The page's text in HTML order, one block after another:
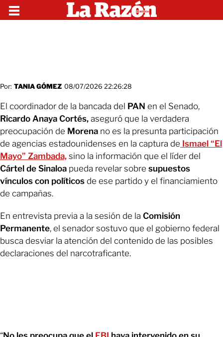
Por: TANIA GÓMEZ 08/07/2026 22:26:28
El coordinador de la bancada del PAN en el Senado,
Ricardo Anaya Cortés, aseguró que la verdadera
preocupación de Morena no es la presunta participación
de agencias estadounidenses en la captura de Ismael “El
Mayo” Zambada, sino la información que el líder del
Cártel de Sinaloa pueda revelar sobre supuestos
vínculos con políticos de ese partido y el financiamiento
de campañas.
En entrevista previa a la sesión de la Comisión
Permanente, el senador sostuvo que el gobierno federal
busca desviar la atención del contenido de las posibles
declaraciones del narcotraficante.